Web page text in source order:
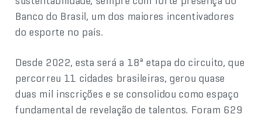
Banco do Brasil, um dos maiores incentivadores
do esporte no país.
Desde 2022, esta será a 18ª etapa do circuito, que
percorreu 11 cidades brasileiras, gerou quase
duas mil inscrições e se consolidou como espaço
fundamental de revelação de talentos. Foram 629